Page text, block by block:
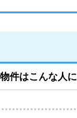
件はこんな人